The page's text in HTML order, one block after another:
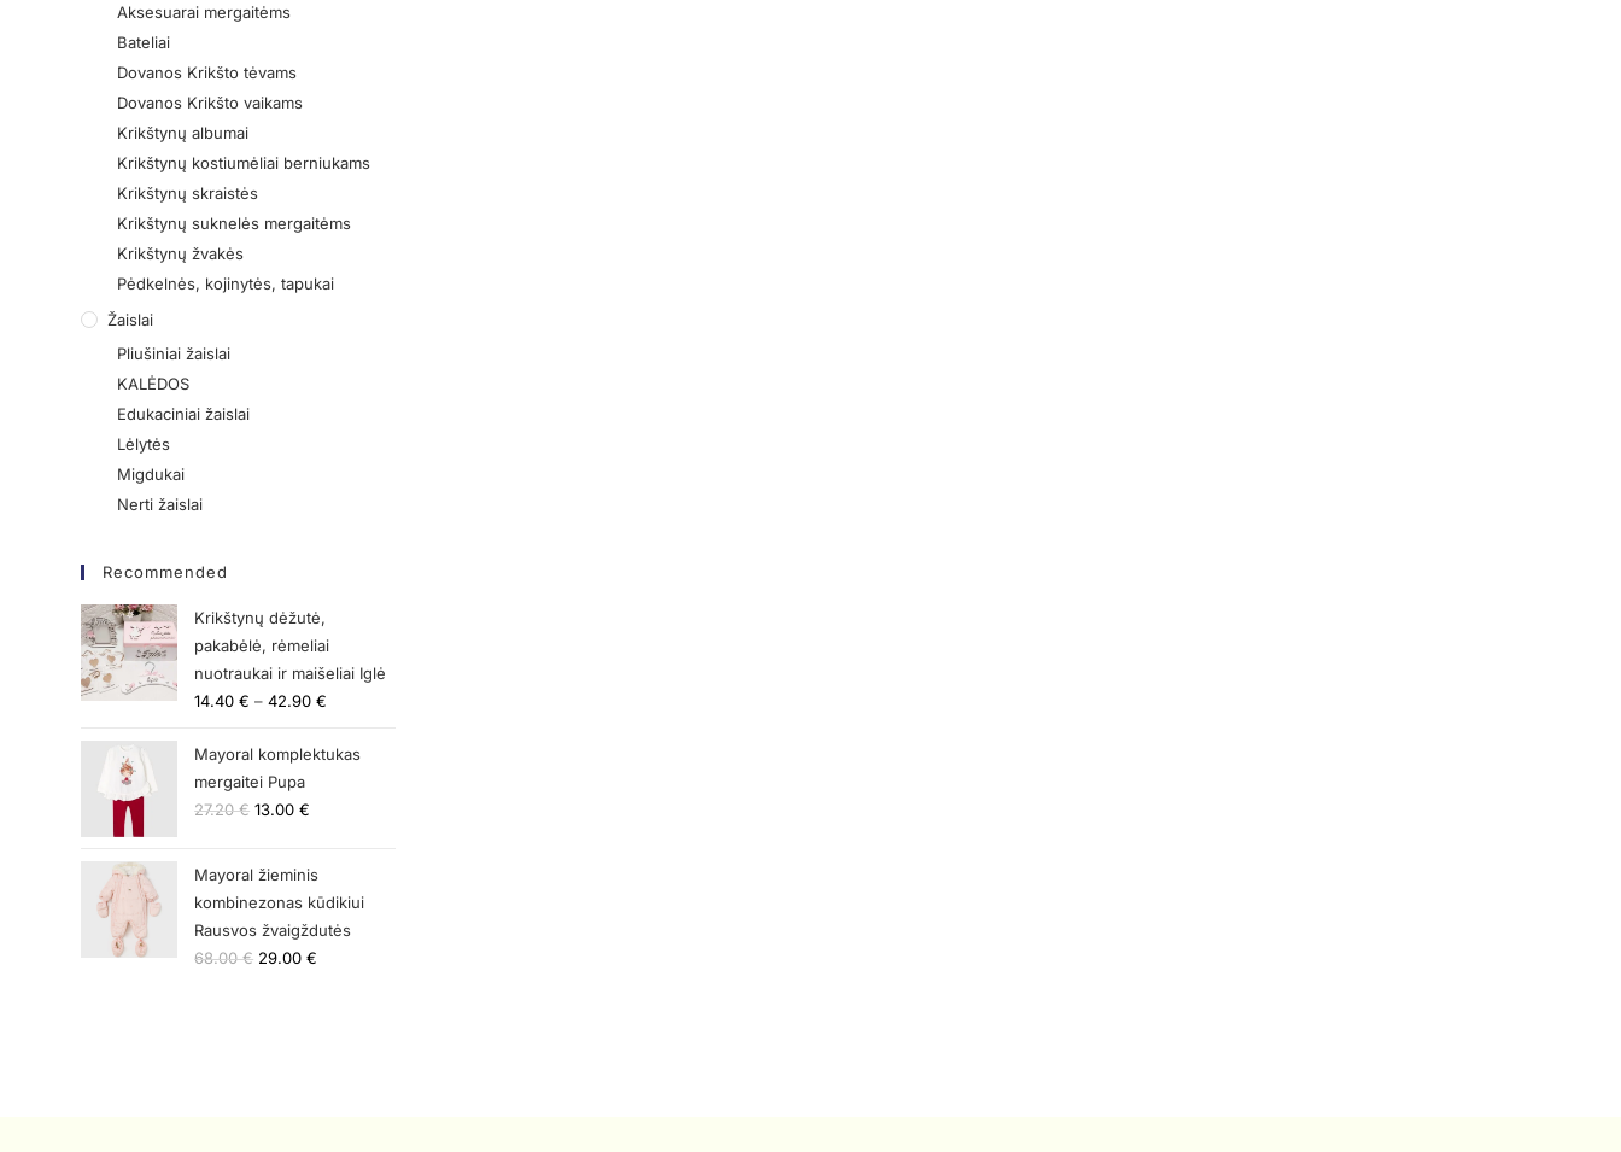
Aksesuarai mergaitėms
Bateliai
Dovanos Krikšto tėvams
Dovanos Krikšto vaikams
Krikštynų albumai
Krikštynų kostiumėliai berniukams
Krikštynų skraistės
Krikštynų suknelės mergaitėms
Krikštynų žvakės
Pėdkelnės, kojinytės, tapukai
Žaislai
Pliušiniai žaislai
KALĖDOS
Edukaciniai žaislai
Lėlytės
Migdukai
Nerti žaislai
Recommended
Krikštynų dėžutė,
pakabėlė, rėmeliai
nuotraukai ir maišeliai Iglė
14.40€ – 42.90€
Mayoral komplektukas
mergaitei Pupa
27.20€ 13.00€
Mayoral žieminis
kombinezonas kūdikiui
Rausvos žvaigždutės
68.00€ 29.00€